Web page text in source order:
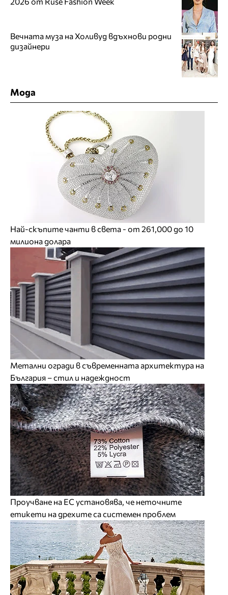
Вечната муза на Холивуд вдъхнови родни
дизайнери
Мода
Най-скъпите чанти в света - от 261,000 до 10
милиона долара
Метални огради в съвременната архитектура на
България – стил и надеждност
Проучване на ЕС установява, че неточните
етикети на дрехите са системен проблем